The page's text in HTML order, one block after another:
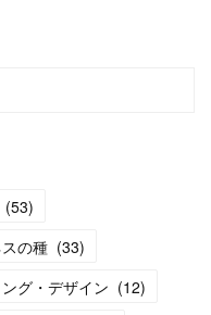
(53)
の種 (33)
グ・デザイン (12)